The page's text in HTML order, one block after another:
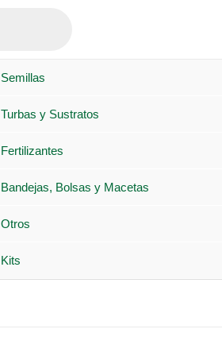
Semillas
Turbas y Sustratos
Fertilizantes
Bandejas, Bolsas y Macetas
Otros
Kits